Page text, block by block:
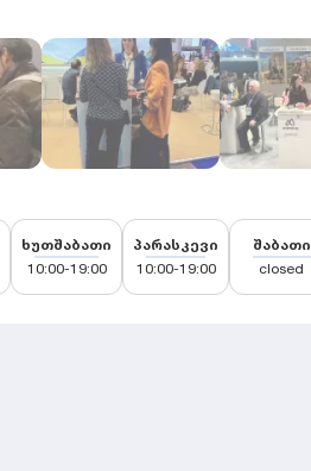
ხუთშაბათი
10:00-19:00
პარასკევი
10:00-19:00
შაბათი
closed